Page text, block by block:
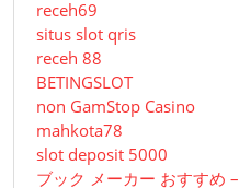
receh69
situs slot qris
receh 88
BETINGSLOT
non GamStop Casino
mahkota78
slot deposit 5000
ブック メーカー おすすめ –